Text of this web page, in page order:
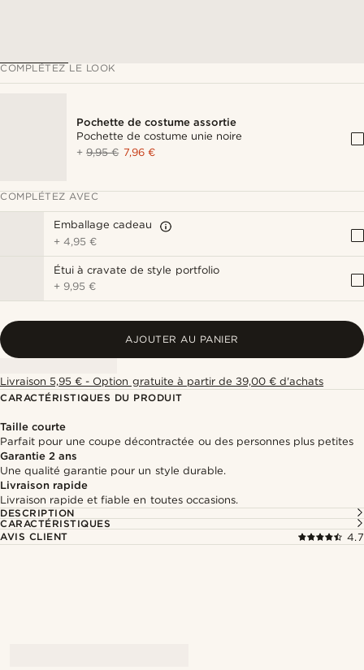
COMPLÉTEZ LE LOOK
Pochette de costume assortie
Pochette de costume unie noire
+9,95 € 7,96 €
COMPLÉTEZ AVEC
Emballage cadeau
+4,95 €
Étui à cravate de style portfolio
+ 9,95 €
AJOUTER AU PANIER
Livraison 5,95 € - Option gratuite à partir de 39,00 € d'achats
CARACTÉRISTIQUES DU PRODUIT
Taille courte
Parfait pour une coupe décontractée ou des personnes plus petites
Garantie 2 ans
Une qualité garantie pour un style durable.
Livraison rapide
Livraison rapide et fiable en toutes occasions.
DESCRIPTION
CARACTÉRISTIQUES
AVIS CLIENT
4.7